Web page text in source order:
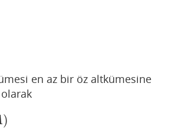
en az bir öz altkümesine
)